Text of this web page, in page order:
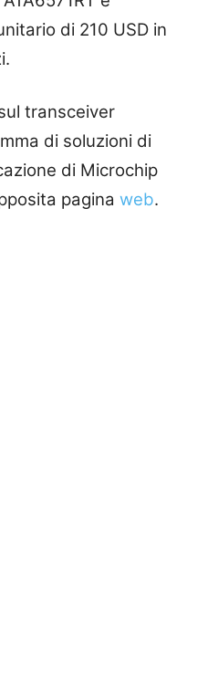
di 210 USD in
transceiver
di soluzioni di
di Microchip
pagina web.